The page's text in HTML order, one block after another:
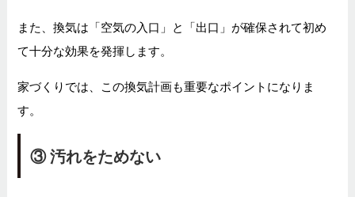
また、換気は「空気の入口」と「出口」が確保されて初め
て十分な効果を発揮します。
家づくりでは、この換気計画も重要なポイントになりま
す。
③汚れをためない